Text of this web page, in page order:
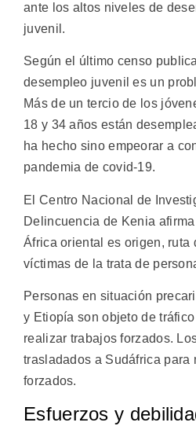
ante los altos niveles de
juvenil.
Según el último censo
desempleo juvenil es un
Más de un tercio de los
18 y 34 años están
ha hecho sino empeorar a
pandemia de covid-19.
El Centro Nacional de
Delincuencia de Kenia
África oriental es origen, ruta
víctimas de la trata de
Personas en situación
y Etiopía son objeto de
realizar trabajos forzados.
trasladados a Sudáfrica para
forzados.
Esfuerzos y